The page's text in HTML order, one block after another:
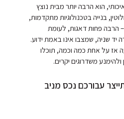
הוא הרבה יותר מבית נוצץ
בנייה בטכנולוגיות מתקדמות,
– הרבה פחות דאגות, לעומת
יד שניה, שמצבו אינו באמת ידוע.
על אחת כמה וכמה, תוכלו
משדרוגים יקרים.
עבורכם נכס מניב